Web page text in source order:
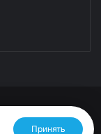
Принять